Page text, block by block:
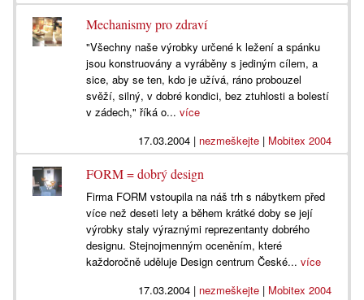
Mechanismy pro zdraví
"Všechny naše výrobky určené k ležení a spánku
jsou konstruovány a vyráběny s jediným cílem, a
sice, aby se ten, kdo je užívá, ráno probouzel
svěží, silný, v dobré kondici, bez ztuhlosti a bolestí
v zádech," říká o...více
17.03.2004| nezmeškejte| Mobitex 2004
FORM = dobrý design
Firma FORM vstoupila na náš trh s nábytkem před
více než deseti lety a během krátké doby se její
výrobky staly výraznými reprezentanty dobrého
designu. Stejnojmenným oceněním, které
každoročně uděluje Design centrum České...více
17.03.2004| nezmeškejte| Mobitex 2004